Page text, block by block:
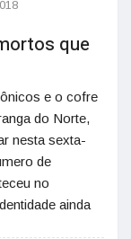
que
e o cofre
do Norte,
nesta sexta-
de
no
ainda